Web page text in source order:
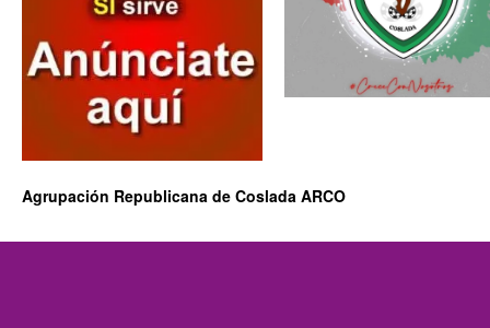
Agrupación Republicana de Coslada ARCO